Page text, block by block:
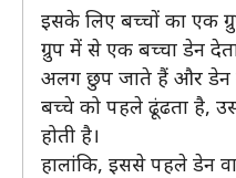
इसके लिए बच्चों का एक
ग्रुप में से एक बच्चा डेन
अलग छुप जाते हैं और डेन
बच्चे को पहले ढूंढता है,
होती है।
हालांकि, इससे पहले डेन